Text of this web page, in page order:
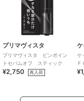
プリマヴィスタ
プリマヴィスタ ピンポイン
トセバムオフ スティック
¥2,750 再入荷
ケ
ケ